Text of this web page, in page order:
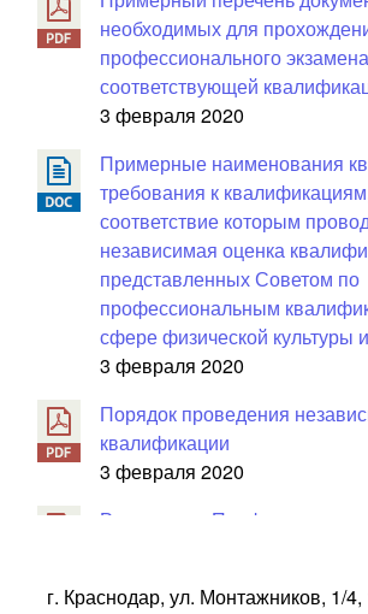
необходимых для
профессионального
соответствующей
3 февраля 2020
Примерные наименования
требования к
соответствие которым
независимая оценка
представленных Советом по
профессиональным
сфере физической культуры
3 февраля 2020
Порядок проведения
квалификации
3 февраля 2020
Расписание
г. Краснодар, ул. Монтажников, 1/